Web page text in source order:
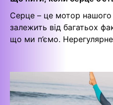
Серце – це мотор нашого
залежить від багатьох
що ми п’ємо.